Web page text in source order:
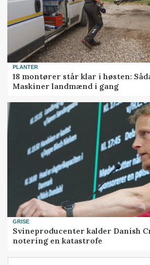
PLANTER
18 montører står klar i høsten:
Maskiner landmænd i gang
GRISE
Svineproducenter kalder Danish
notering en katastrofe